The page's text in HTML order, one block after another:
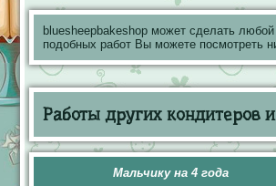
bluesheepbakeshop может сделать любой
подобных работ Вы можете посмотреть
Работы других кондитеров
Мальчику на 4 года